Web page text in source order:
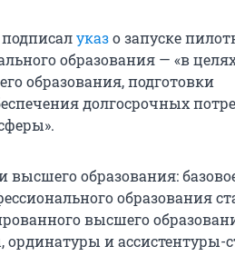
указо запуске
образования — «в
образования, подготовки
долгосрочных
высшего образования:
образования
высшего
и ассистентуры-